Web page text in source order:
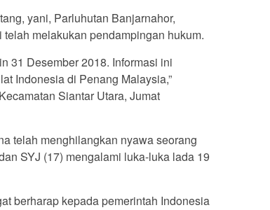
yani, Parluhutan Banjarnahor,
melakukan pendampingan hukum.
31 Desember 2018. Informasi ini
Indonesia di Penang Malaysia,”
Siantar Utara, Jumat
telah menghilangkan nyawa seorang
SYJ (17) mengalami luka-luka lada 19
berharap kepada pemerintah Indonesia